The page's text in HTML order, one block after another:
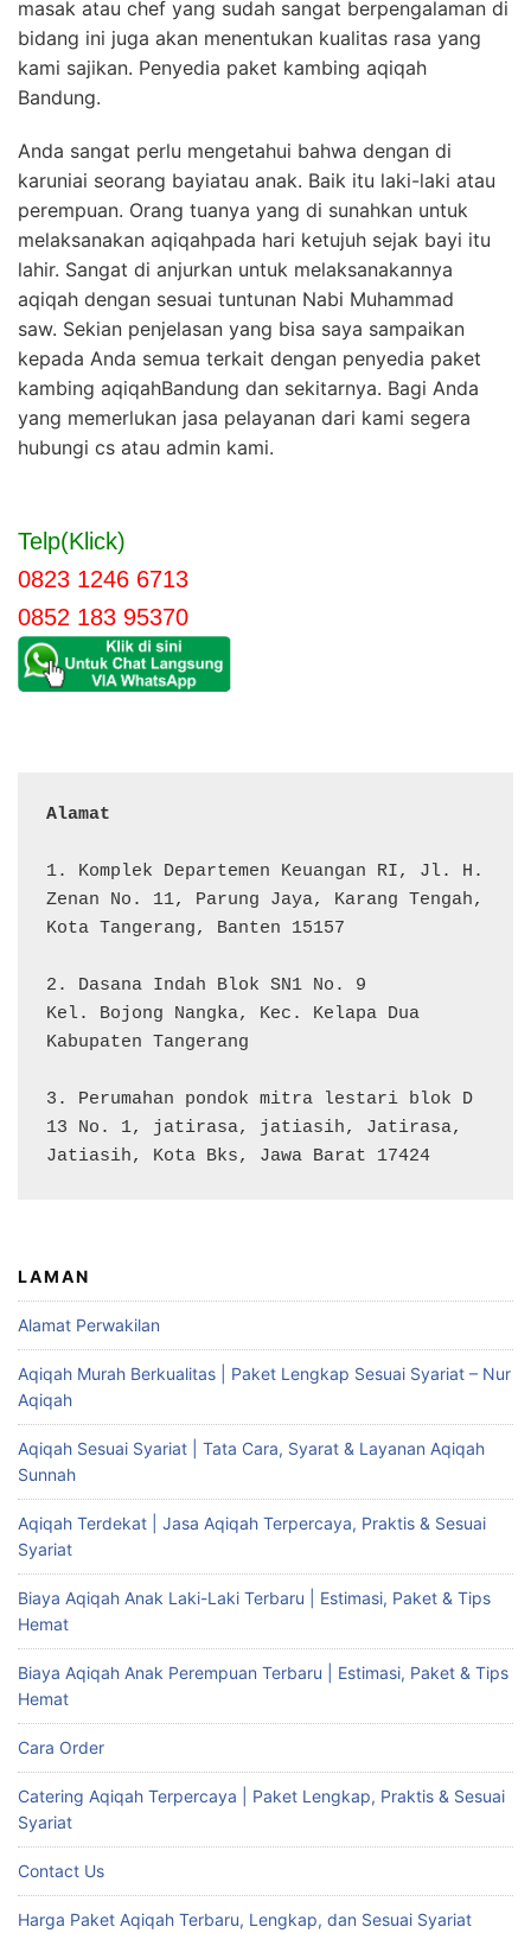
masak atau chef yang sudah sangat berpengalaman di
bidang ini juga akan menentukan kualitas rasa yang
kami sajikan. Penyedia paket kambing aqiqah
Bandung.
Anda sangat perlu mengetahui bahwa dengan di
karuniai seorang bayiatau anak. Baik itu laki-laki atau
perempuan. Orang tuanya yang di sunahkan untuk
melaksanakan aqiqahpada hari ketujuh sejak bayi itu
lahir. Sangat di anjurkan untuk melaksanakannya
aqiqah dengan sesuai tuntunan Nabi Muhammad
saw. Sekian penjelasan yang bisa saya sampaikan
kepada Anda semua terkait dengan penyedia paket
kambing aqiqahBandung dan sekitarnya. Bagi Anda
yang memerlukan jasa pelayanan dari kami segera
hubungi cs atau admin kami.
Telp(Klick)
0823 1246 6713
0852 183 95370
Alamat
1. Komplek Departemen Keuangan RI, Jl. H.
Zenan No. 11, Parung Jaya, Karang Tengah,
Kota Tangerang, Banten 15157
2. Dasana Indah Blok SN1 No. 9
Kel. Bojong Nangka, Kec. Kelapa Dua
Kabupaten Tangerang
3. Perumahan pondok mitra lestari blok D
13 No. 1, jatirasa, jatiasih, Jatirasa,
Jatiasih, Kota Bks, Jawa Barat 17424
LAMAN
Alamat Perwakilan
Aqiqah Murah Berkualitas | Paket Lengkap Sesuai Syariat – Nur
Aqiqah
Aqiqah Sesuai Syariat | Tata Cara, Syarat & Layanan Aqiqah
Sunnah
Aqiqah Terdekat | Jasa Aqiqah Terpercaya, Praktis & Sesuai
Syariat
Biaya Aqiqah Anak Laki-Laki Terbaru | Estimasi, Paket & Tips
Hemat
Biaya Aqiqah Anak Perempuan Terbaru | Estimasi, Paket & Tips
Hemat
Cara Order
Catering Aqiqah Terpercaya | Paket Lengkap, Praktis & Sesuai
Syariat
Contact Us
Harga Paket Aqiqah Terbaru, Lengkap, dan Sesuai Syariat